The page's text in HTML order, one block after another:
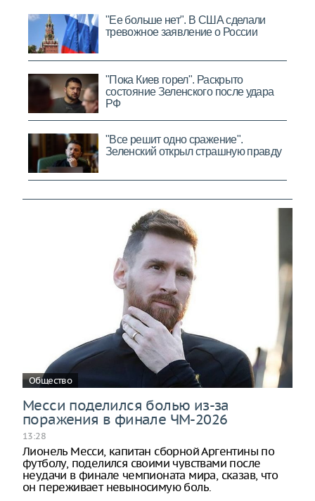
Общество
Месси поделился болью из-за
поражения в финале ЧМ-2026
13:28
Лионель Месси, капитан сборной Аргентины по
футболу, поделился своими чувствами после
неудачи в финале чемпионата мира, сказав, что
он переживает невыносимую боль.